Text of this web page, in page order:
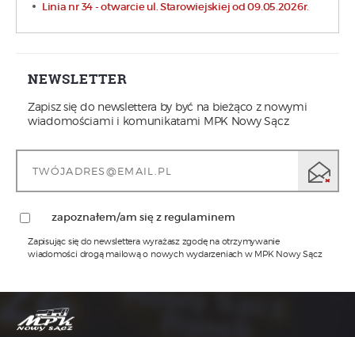
Linia nr 34 - otwarcie ul. Starowiejskiej od 09.05.2026r.
NEWSLETTER
Zapisz się do newslettera by być na bieżąco z nowymi
wiadomościami i komunikatami MPK Nowy Sącz
zapoznałem/am się z regulaminem
Wyspiańskiego 22, w Nowym Sączu 33-310, tel.: 18 473-68-
2)
Zapisując się do newslettera wyrażasz zgodę na otrzymywanie
wiadomości drogą mailową o nowych wydarzeniach w MPK Nowy Sącz